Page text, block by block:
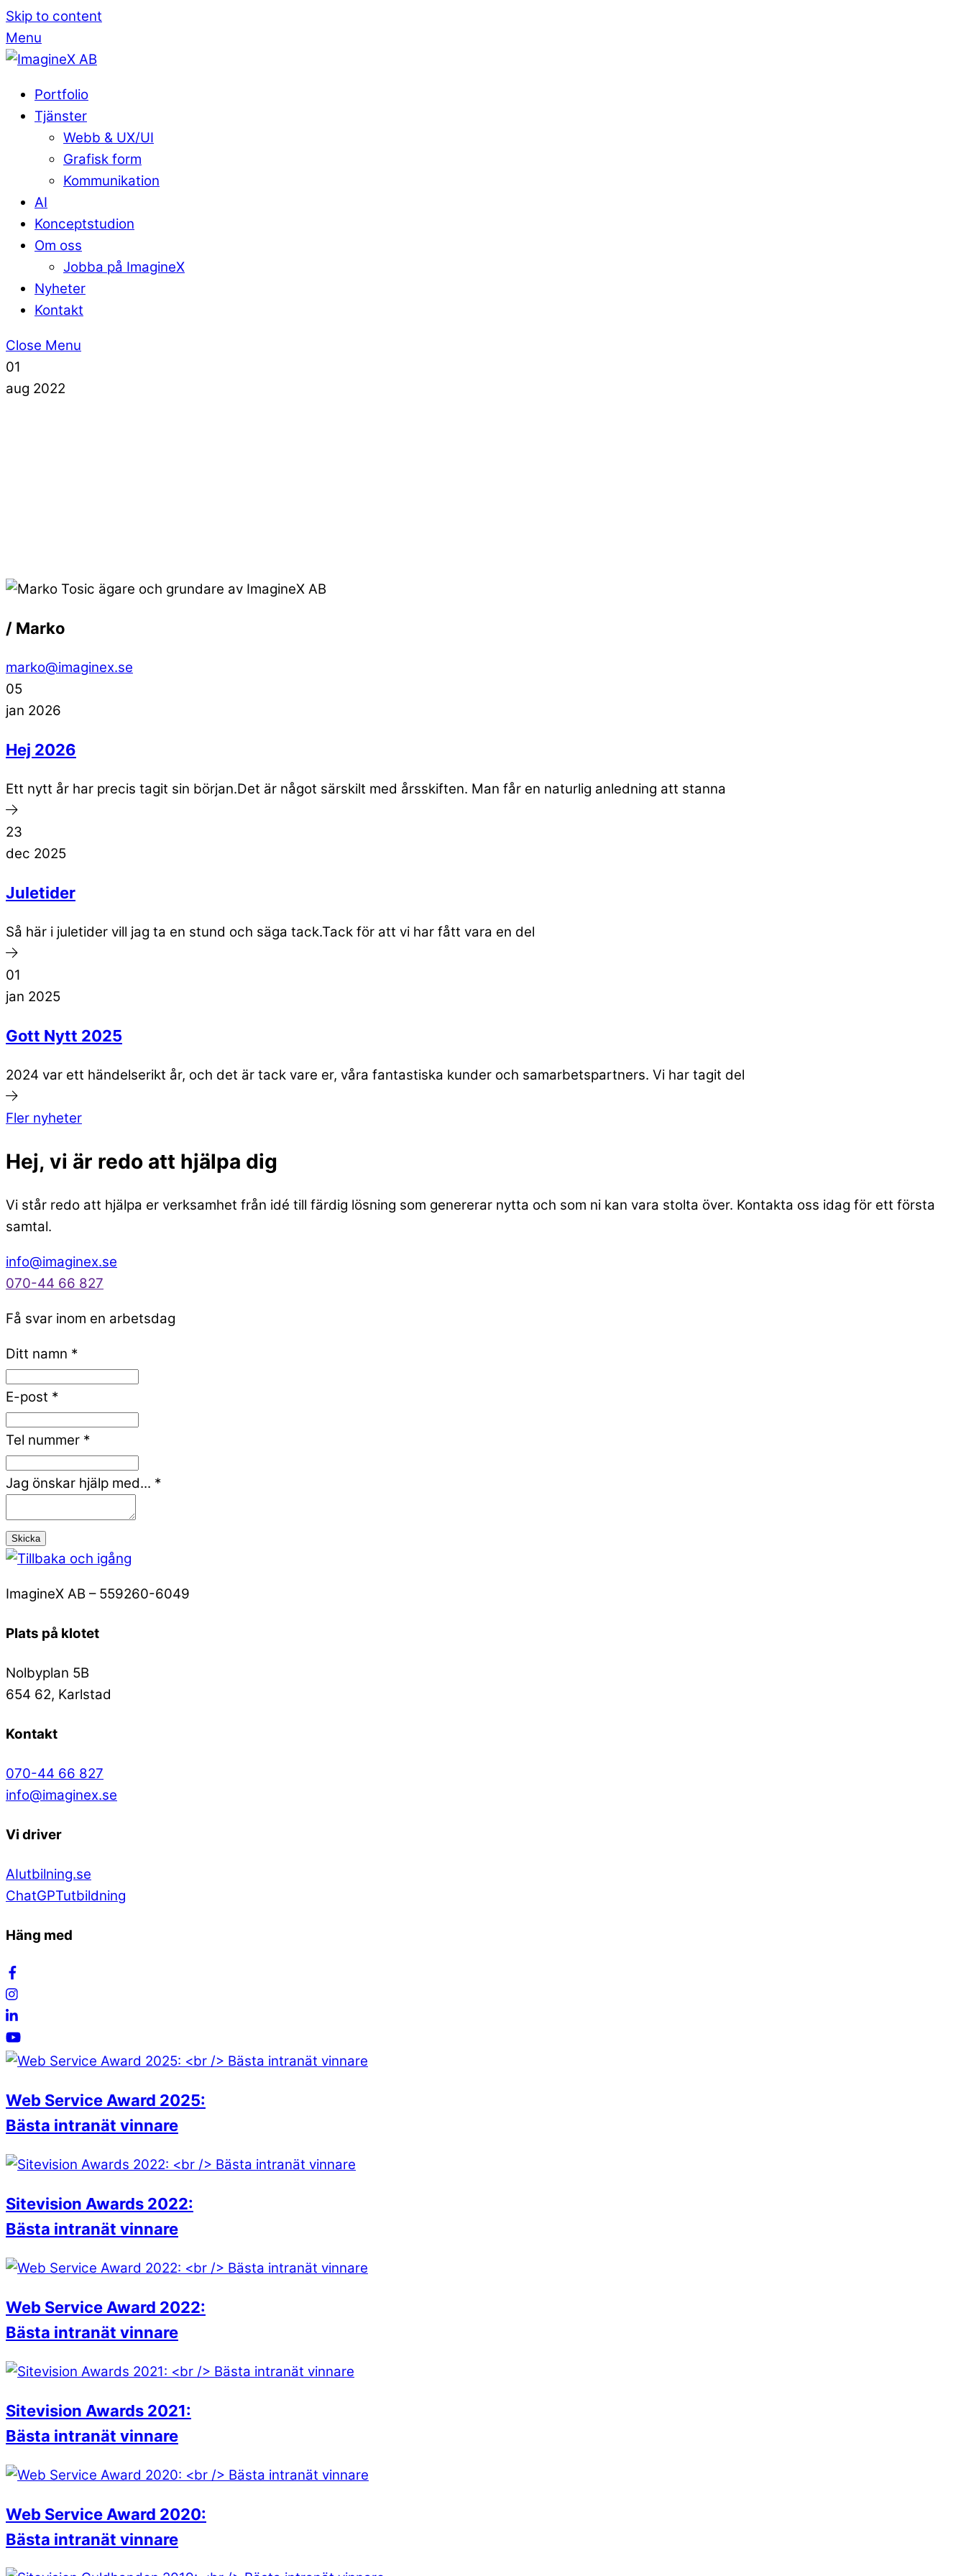
Skip to content
Menu
Portfolio
Tjänster
Webb & UX/UI
Grafisk form
Kommunikation
AI
Konceptstudion
Om oss
Jobba på ImagineX
Nyheter
Kontakt
Close Menu
01
aug 2022
/ Marko
marko@imaginex.se
05
jan 2026
Hej 2026
Ett nytt år har precis tagit sin början.Det är något särskilt med årsskiften. Man får en naturlig anledning att stanna
23
dec 2025
Juletider
Så här i juletider vill jag ta en stund och säga tack.Tack för att vi har fått vara en del
01
jan 2025
Gott Nytt 2025
2024 var ett händelserikt år, och det är tack vare er, våra fantastiska kunder och samarbetspartners. Vi har tagit del
Fler nyheter
Hej, vi är redo att hjälpa dig
Vi står redo att hjälpa er verksamhet från idé till färdig lösning som genererar nytta och som ni kan vara stolta över. Kontakta oss idag för ett första
samtal.
info@imaginex.se
070-44 66 827
Få svar inom en arbetsdag
Ditt namn *
E-post *
Tel nummer *
Jag önskar hjälp med... *
Skicka
ImagineX AB – 559260-6049
Plats på klotet
Nolbyplan 5B
654 62, Karlstad
Kontakt
070-44 66 827
info@imaginex.se
Vi driver
AIutbilning.se
ChatGPTutbildning
Häng med
Web Service Award 2025:
Bästa intranät vinnare
Sitevision Awards 2022:
Bästa intranät vinnare
Web Service Award 2022:
Bästa intranät vinnare
Sitevision Awards 2021:
Bästa intranät vinnare
Web Service Award 2020:
Bästa intranät vinnare